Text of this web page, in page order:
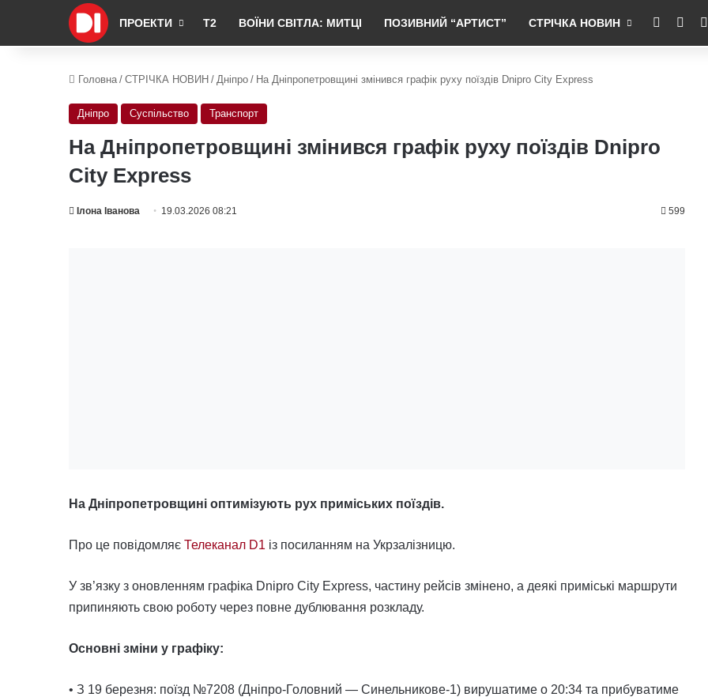
ПРОЕКТИ Т2 ВОЇНИ СВІТЛА: МИТЦІ ПОЗИВНИЙ “АРТИСТ” СТРІЧКА НОВИН RSS
Головна / СТРІЧКА НОВИН / Дніпро / На Дніпропетровщині змінився графік руху поїздів Dnipro City Express
Дніпро Суспільство Транспорт
На Дніпропетровщині змінився графік руху поїздів Dnipro
City Express
Ілона Іванова 19.03.2026 08:21 599
На Дніпропетровщині оптимізують рух приміських поїздів.
Про це повідомляє Телеканал D1 із посиланням на Укрзалізницю.
У зв’язку з оновленням графіка Dnipro City Express, частину рейсів змінено, а деякі приміські маршрути
припиняють свою роботу через повне дублювання розкладу.
Основні зміни у графіку:
• З 19 березня: поїзд №7208 (Дніпро-Головний — Синельникове-1) вирушатиме о 20:34 та прибуватиме